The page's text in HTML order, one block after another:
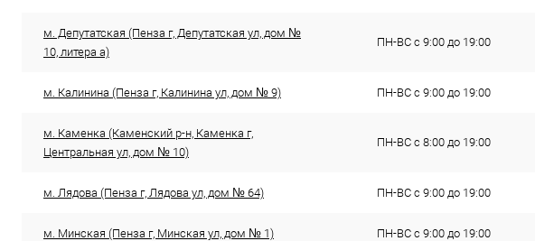
м. Депутатская (Пенза г, Депутатская ул, дом №
10, литера а)
ПН-ВС с 9:00 до 19:00
м. Калинина (Пенза г, Калинина ул, дом № 9) ПН-ВС с 9:00 до 19:00
м. Каменка (Каменский р-н, Каменка г,
Центральная ул, дом № 10)
ПН-ВС с 8:00 до 19:00
м. Лядова (Пенза г, Лядова ул, дом № 64) ПН-ВС с 9:00 до 19:00
м. Минская (Пенза г, Минская ул, дом № 1) ПН-ВС с 9:00 до 19:00